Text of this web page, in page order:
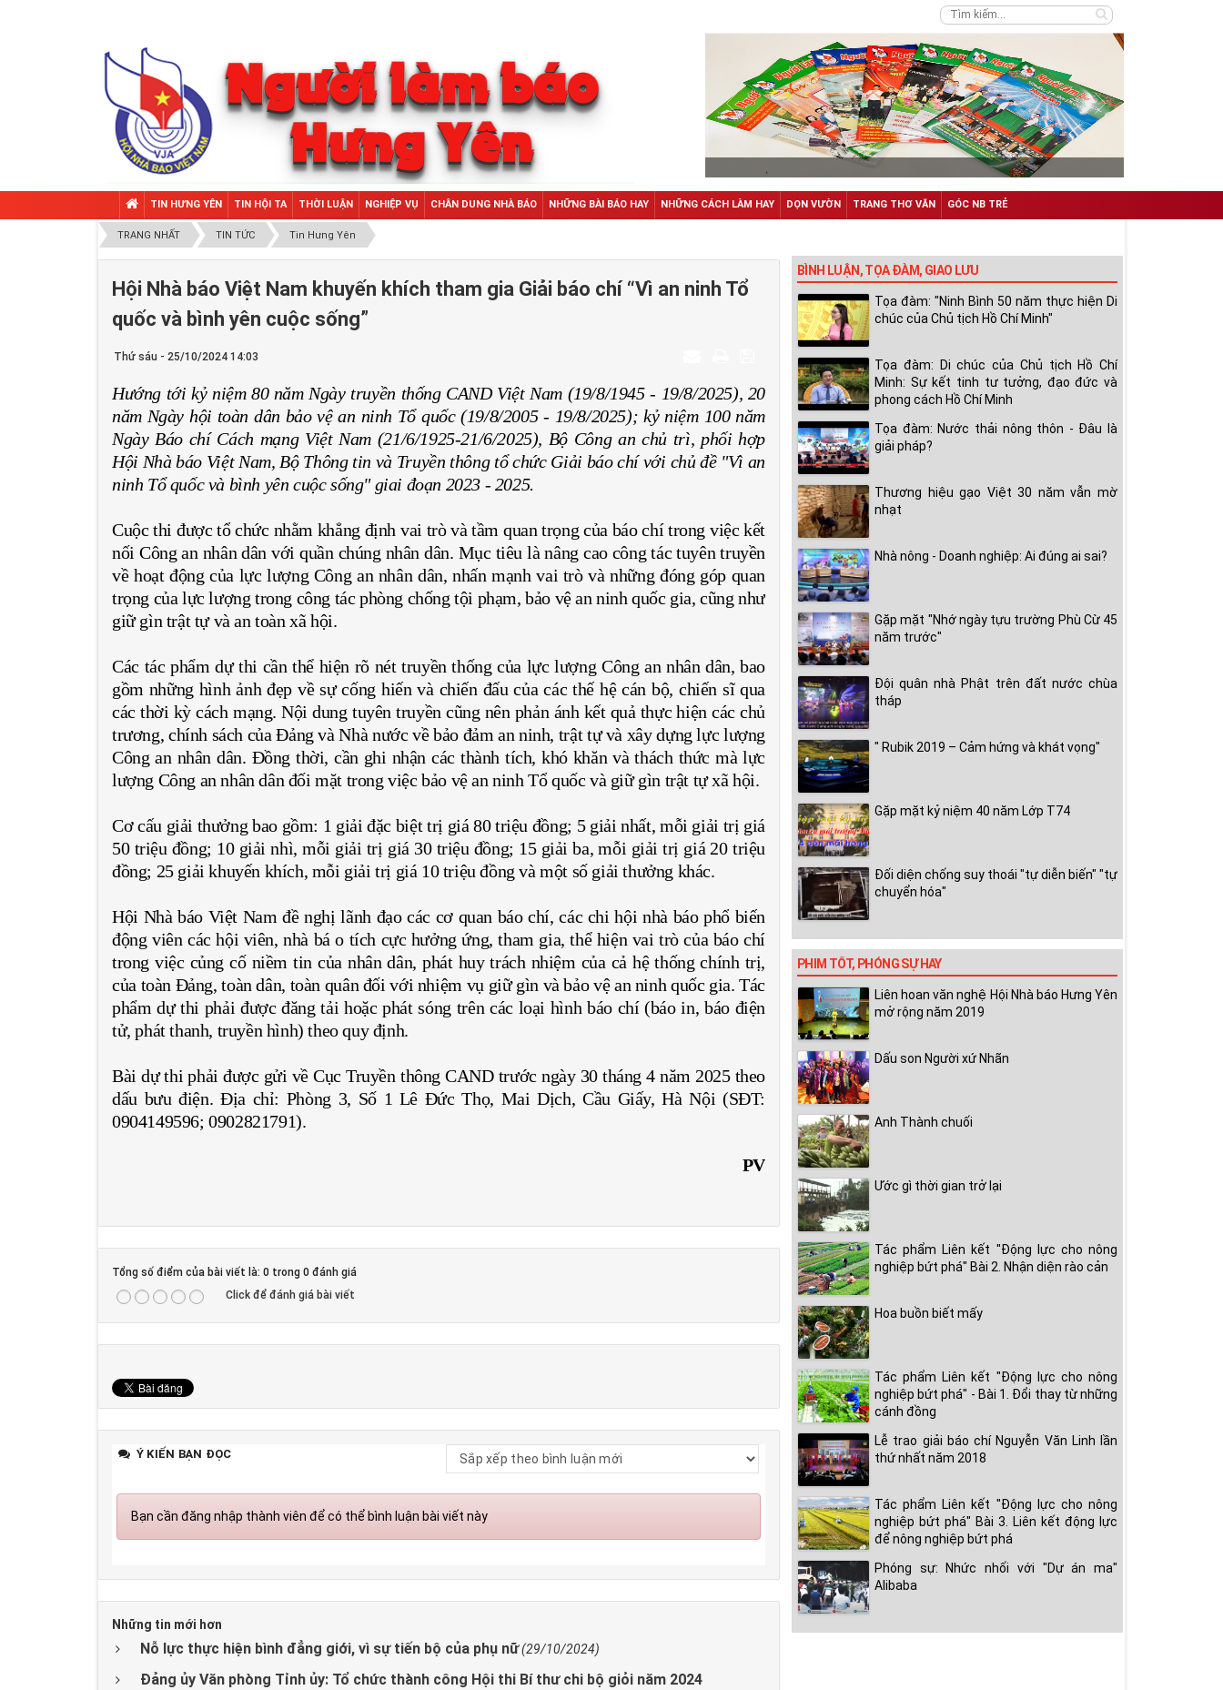
TIN HƯNG YÊN TIN HỘI TA THỜI LUẬN NGHIỆP VỤ CHÂN DUNG NHÀ BÁO NHỮNG BÀI BÁO HAY NHỮNG CÁCH LÀM HAY DỌN VƯỜN TRANG THƠ VĂN GÓC NB TRẺ
TRANG NHẤT TIN TỨC Tin Hưng Yên
Hội Nhà báo Việt Nam khuyến khích tham gia Giải báo chí “Vì an ninh Tổ
quốc và bình yên cuộc sống”
Thứ sáu - 25/10/2024 14:03
Hướng tới kỷ niệm 80 năm Ngày truyền thống CAND Việt Nam (19/8/1945 - 19/8/2025), 20
năm Ngày hội toàn dân bảo vệ an ninh Tổ quốc (19/8/2005 - 19/8/2025); kỷ niệm 100 năm
Ngày Báo chí Cách mạng Việt Nam (21/6/1925-21/6/2025), Bộ Công an chủ trì, phối hợp
Hội Nhà báo Việt Nam, Bộ Thông tin và Truyền thông tổ chức Giải báo chí với chủ đề "Vì an
ninh Tổ quốc và bình yên cuộc sống" giai đoạn 2023 - 2025.
Cuộc thi được tổ chức nhằm khẳng định vai trò và tầm quan trọng của báo chí trong việc kết
nối Công an nhân dân với quần chúng nhân dân. Mục tiêu là nâng cao công tác tuyên truyền
về hoạt động của lực lượng Công an nhân dân, nhấn mạnh vai trò và những đóng góp quan
trọng của lực lượng trong công tác phòng chống tội phạm, bảo vệ an ninh quốc gia, cũng như
giữ gìn trật tự và an toàn xã hội.
Các tác phẩm dự thi cần thể hiện rõ nét truyền thống của lực lượng Công an nhân dân, bao
gồm những hình ảnh đẹp về sự cống hiến và chiến đấu của các thế hệ cán bộ, chiến sĩ qua
các thời kỳ cách mạng. Nội dung tuyên truyền cũng nên phản ánh kết quả thực hiện các chủ
trương, chính sách của Đảng và Nhà nước về bảo đảm an ninh, trật tự và xây dựng lực lượng
Công an nhân dân. Đồng thời, cần ghi nhận các thành tích, khó khăn và thách thức mà lực
lượng Công an nhân dân đối mặt trong việc bảo vệ an ninh Tổ quốc và giữ gìn trật tự xã hội.
Cơ cấu giải thưởng bao gồm: 1 giải đặc biệt trị giá 80 triệu đồng; 5 giải nhất, mỗi giải trị giá
50 triệu đồng; 10 giải nhì, mỗi giải trị giá 30 triệu đồng; 15 giải ba, mỗi giải trị giá 20 triệu
đồng; 25 giải khuyến khích, mỗi giải trị giá 10 triệu đồng và một số giải thưởng khác.
Hội Nhà báo Việt Nam đề nghị lãnh đạo các cơ quan báo chí, các chi hội nhà báo phổ biến
động viên các hội viên, nhà bá o tích cực hưởng ứng, tham gia, thể hiện vai trò của báo chí
trong việc củng cố niềm tin của nhân dân, phát huy trách nhiệm của cả hệ thống chính trị,
của toàn Đảng, toàn dân, toàn quân đối với nhiệm vụ giữ gìn và bảo vệ an ninh quốc gia.Tác
phẩm dự thi phải được đăng tải hoặc phát sóng trên các loại hình báo chí (báo in, báo điện
tử, phát thanh, truyền hình) theo quy định.
Bài dự thi phải được gửi về Cục Truyền thông CAND trước ngày 30 tháng 4 năm 2025 theo
dấu bưu điện. Địa chỉ: Phòng 3, Số 1 Lê Đức Thọ, Mai Dịch, Cầu Giấy, Hà Nội (SĐT:
0904149596; 0902821791).
PV
Tổng số điểm của bài viết là: 0 trong 0 đánh giá
Click để đánh giá bài viết
Ý KIẾN BẠN ĐỌC
Bạn cần đăng nhập thành viên để có thể bình luận bài viết này
Những tin mới hơn
Nỗ lực thực hiện bình đẳng giới, vì sự tiến bộ của phụ nữ(29/10/2024)
Đảng ủy Văn phòng Tỉnh ủy: Tổ chức thành công Hội thi Bí thư chi bộ giỏi năm 2024
BÌNH LUẬN, TỌA ĐÀM, GIAO LƯU
Tọa đàm: "Ninh Bình 50 năm thực hiện Di
chúc của Chủ tịch Hồ Chí Minh"
Tọa đàm: Di chúc của Chủ tịch Hồ Chí
Minh: Sự kết tinh tư tưởng, đạo đức và
phong cách Hồ Chí Minh
Tọa đàm: Nước thải nông thôn - Đâu là
giải pháp?
Thương hiệu gạo Việt 30 năm vẫn mờ
nhạt
Nhà nông - Doanh nghiệp: Ai đúng ai sai?
Gặp mặt "Nhớ ngày tựu trường Phù Cừ 45
năm trước"
Đội quân nhà Phật trên đất nước chùa
tháp
" Rubik 2019 – Cảm hứng và khát vọng"
Gặp mặt kỷ niệm 40 năm Lớp T74
Đối diện chống suy thoái "tự diễn biến" "tự
chuyển hóa"
PHIM TỐT, PHÓNG SỰ HAY
Liên hoan văn nghệ Hội Nhà báo Hưng Yên
mở rộng năm 2019
Dấu son Người xứ Nhãn
Anh Thành chuối
Ước gì thời gian trở lại
Tác phẩm Liên kết "Động lực cho nông
nghiệp bứt phá" Bài 2. Nhận diện rào cản
Hoa buồn biết mấy
Tác phẩm Liên kết "Động lực cho nông
nghiệp bứt phá" - Bài 1. Đổi thay từ những
cánh đồng
Lễ trao giải báo chí Nguyễn Văn Linh lần
thứ nhất năm 2018
Tác phẩm Liên kết "Động lực cho nông
nghiệp bứt phá" Bài 3. Liên kết động lực
để nông nghiệp bứt phá
Phóng sự: Nhức nhối với "Dự án ma"
Alibaba